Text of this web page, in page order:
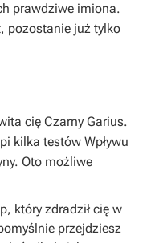
prawdziwe imiona.
pozostanie już tylko
cię Czarny Garius.
kilka testów Wpływu
Oto możliwe
, który zdradził cię w
przejdziesz